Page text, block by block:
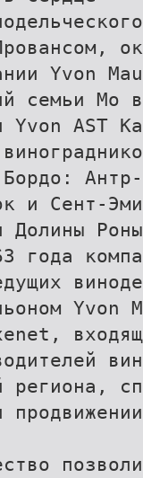
Yvon
семьи Мо
Yvon AST
Бордо:
и Сент-
Долины
года
Yvon
региона,